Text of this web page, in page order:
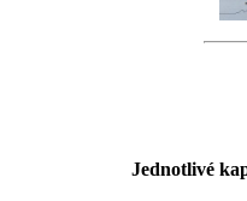
Jednotlivé